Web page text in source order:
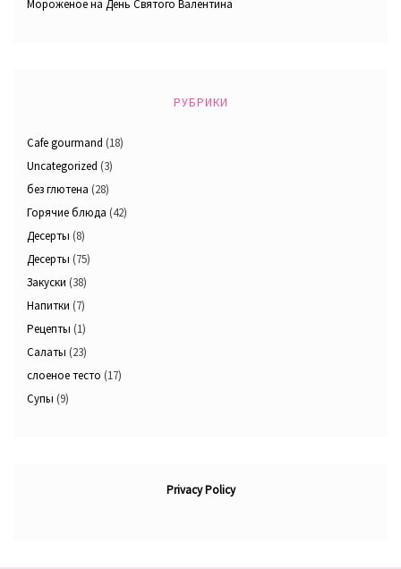
Мороженое на День Святого Валентина
РУБРИКИ
Cafe gourmand (18)
Uncategorized (3)
без глютена (28)
Горячие блюда (42)
Десерты (8)
Десерты (75)
Закуски (38)
Напитки (7)
Рецепты (1)
Салаты (23)
слоеное тесто (17)
Супы (9)
Privacy Policy